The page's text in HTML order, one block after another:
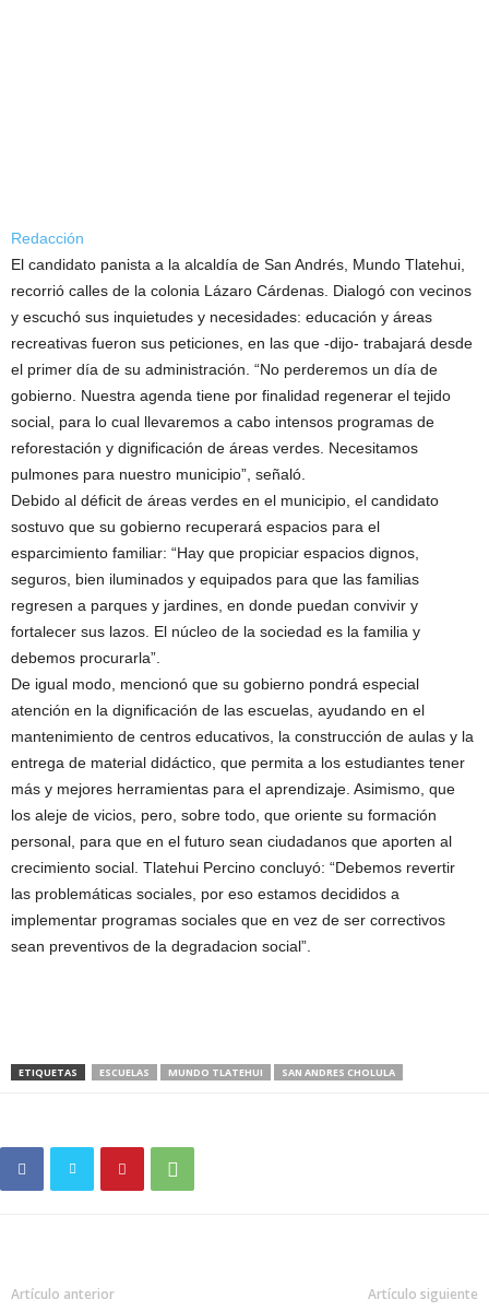
Redacción
El candidato panista a la alcaldía de San Andrés, Mundo Tlatehui,
recorrió calles de la colonia Lázaro Cárdenas. Dialogó con vecinos
y escuchó sus inquietudes y necesidades: educación y áreas
recreativas fueron sus peticiones, en las que -dijo- trabajará desde
el primer día de su administración. “No perderemos un día de
gobierno. Nuestra agenda tiene por finalidad regenerar el tejido
social, para lo cual llevaremos a cabo intensos programas de
reforestación y dignificación de áreas verdes. Necesitamos
pulmones para nuestro municipio”, señaló.
Debido al déficit de áreas verdes en el municipio, el candidato
sostuvo que su gobierno recuperará espacios para el
esparcimiento familiar: “Hay que propiciar espacios dignos,
seguros, bien iluminados y equipados para que las familias
regresen a parques y jardines, en donde puedan convivir y
fortalecer sus lazos. El núcleo de la sociedad es la familia y
debemos procurarla”.
De igual modo, mencionó que su gobierno pondrá especial
atención en la dignificación de las escuelas, ayudando en el
mantenimiento de centros educativos, la construcción de aulas y la
entrega de material didáctico, que permita a los estudiantes tener
más y mejores herramientas para el aprendizaje. Asimismo, que
los aleje de vicios, pero, sobre todo, que oriente su formación
personal, para que en el futuro sean ciudadanos que aporten al
crecimiento social. Tlatehui Percino concluyó: “Debemos revertir
las problemáticas sociales, por eso estamos decididos a
implementar programas sociales que en vez de ser correctivos
sean preventivos de la degradacion social”.
ETIQUETAS ESCUELAS MUNDO TLATEHUI SAN ANDRES CHOLULA
Artículo anterior Artículo siguiente